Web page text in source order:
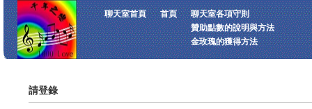
聊天室首頁 首頁
聊天室各項守則
贊助點數的說明與方法
金玫瑰的獲得方法
請登錄